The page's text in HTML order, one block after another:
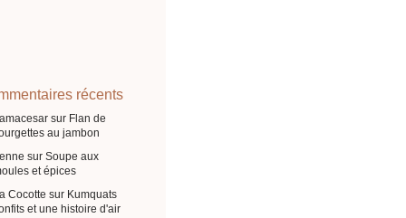
récents
sur Flan de
au jambon
sur Soupe aux
et épices
Cocotte sur Kumquats
et une histoire d'air